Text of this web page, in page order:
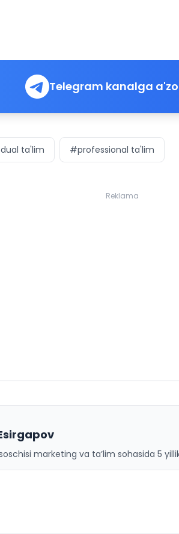
Telegram kanalga
ta'lim #professional ta'lim
Reklama
marketing va ta’lim sohasida 5